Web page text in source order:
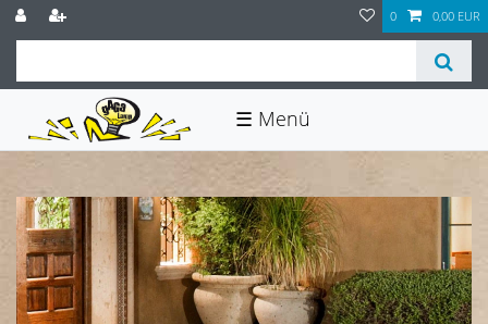
0 0,00 EUR
☰